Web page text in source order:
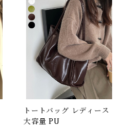
トートバッグ レディース
大容量 PU